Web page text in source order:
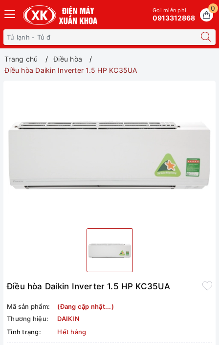
0
Gọi miễn phí
0913312868
Trang chủ
Điều hòa
Điều hòa Daikin Inverter 1.5 HP KC35UA
Điều hòa Daikin Inverter 1.5 HP KC35UA
Mã sản phẩm:
(Đang cập nhật...)
Thương hiệu:
DAIKIN
Tình trạng:
Hết hàng